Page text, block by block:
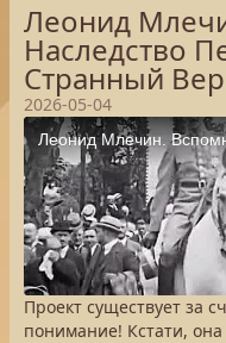
Леонид
Наследство
Странный
2026-05-04
Проект существует за
понимание! Кстати,